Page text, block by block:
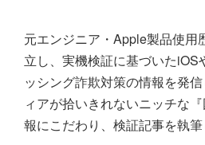
元エンジニア・Apple製品使用
立し、実機検証に基づいたiOS
ッシング詐欺対策の情報を発
ィアが拾いきれないニッチな
報にこだわり、検証記事を執筆